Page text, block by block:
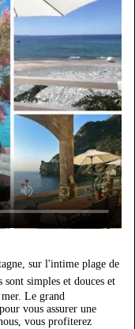
sur l'intime plage de
sont simples et douces et
Le grand
vous assurer une
vous profiterez